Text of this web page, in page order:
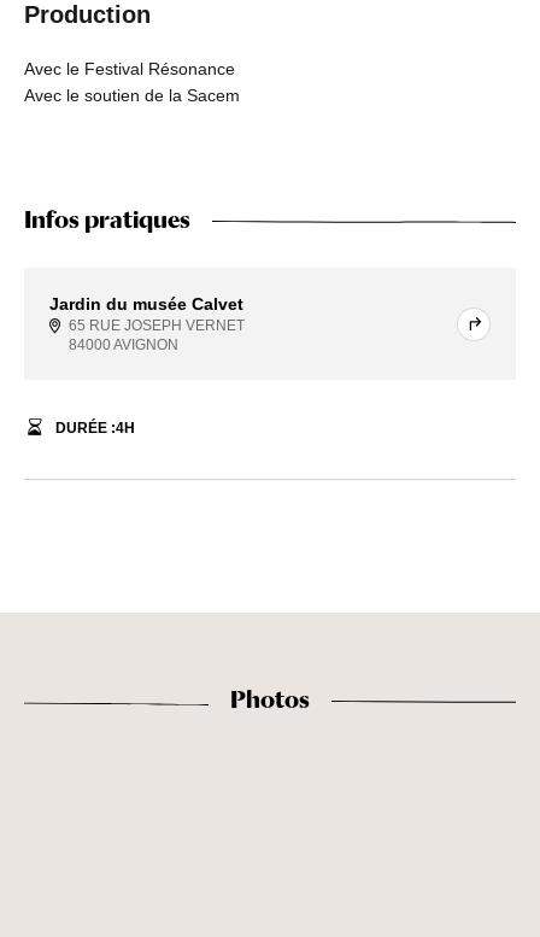
Production
Avec le Festival Résonance
Avec le soutien de la Sacem
Infos pratiques
Jardin du musée Calvet
65 RUE JOSEPH VERNET
84000 AVIGNON
DURÉE :4H
Photos